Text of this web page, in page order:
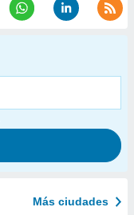
Más ciudades